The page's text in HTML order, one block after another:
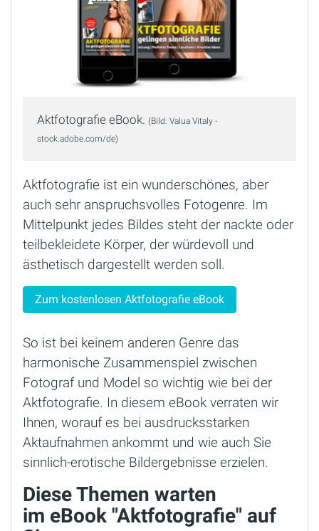
Aktfotografie eBook. (Bild: Valua Vitaly -
stock.adobe.com/de)
Aktfotografie ist ein wunderschönes, aber
auch sehr anspruchsvolles Fotogenre. Im
Mittelpunkt jedes Bildes steht der nackte oder
teilbekleidete Körper, der würdevoll und
ästhetisch dargestellt werden soll.
Zum kostenlosen Aktfotografie eBook
So ist bei keinem anderen Genre das
harmonische Zusammenspiel zwischen
Fotograf und Model so wichtig wie bei der
Aktfotografie. In diesem eBook verraten wir
Ihnen, worauf es bei ausdrucksstarken
Aktaufnahmen ankommt und wie auch Sie
sinnlich-erotische Bildergebnisse erzielen.
Diese Themen warten
im eBook "Aktfotografie" auf